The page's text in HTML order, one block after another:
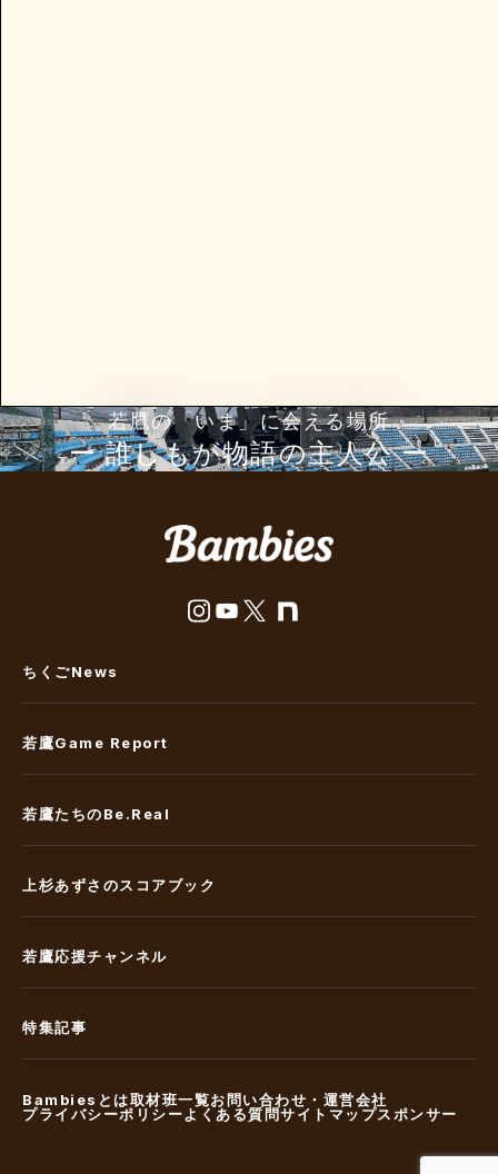
若鷹の「いま」に会える場所
ー 誰しもが物語の主⼈公 ー
ちくごNews
若鷹Game Report
若鷹たちのBe.Real
上杉あずさのスコアブック
若鷹応援チャンネル
特集記事
Bambiesとは取材班一覧お問い合わせ・運営会社
プライバシーポリシーよくある質問サイトマップスポンサー